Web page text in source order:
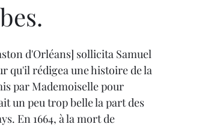
d'Orléans] sollicita Samuel
qu'il rédigea une histoire de la
par Mademoiselle pour
un peu trop belle la part des
En 1664, à la mort de